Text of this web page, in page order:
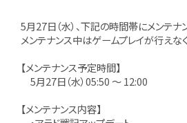
5月27日（水）、下記の時間帯にメンテナ
メンテナンス中はゲームプレイが行えな
【メンテナンス予定時間】
5月27日（水）05:50 ～ 12:00
【メンテナンス内容】